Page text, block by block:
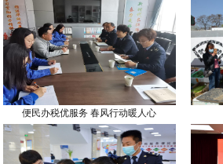
便民办税优服务 春风行动暖人心